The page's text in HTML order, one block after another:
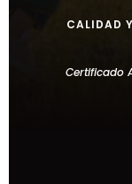
CALIDAD
Certificado